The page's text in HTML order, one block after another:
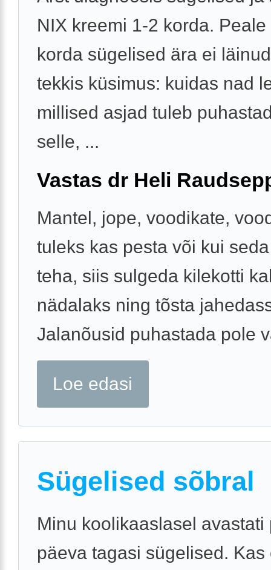
NIX kreemi 1-2 korda.
korda sügelised ära ei
tekkis küsimus: kuidas nad
millised asjad tuleb
selle, ...
Vastas dr Heli
Mantel, jope, voodikate,
tuleks kas pesta või kui
teha, siis sulgeda kilekotti
nädalaks ning tõsta
Jalanõusid puhastada pole
Loe edasi
Sügelised sõbral
Minu koolikaaslasel avastati
päeva tagasi sügelised. Kas